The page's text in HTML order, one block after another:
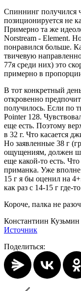
Спиннинг получился
позиционируется не
Примерно та же
Norstream - Element.
понравился больше.
твичевую
77я среди них) это
примерно в
В тот конкретный
откровенно
получилось. Если по
Pointer 128.
еще есть. Поэтому
в 32 г. Что касается
Но заявленные 38 г
ощущениям, должен
еще какой-то есть.
приманка. Уже
15 г я бы оценил на
как раз с 14-15 г где-
Короче, палка не
Константиин Кузьмин
Источник
Поделиться: